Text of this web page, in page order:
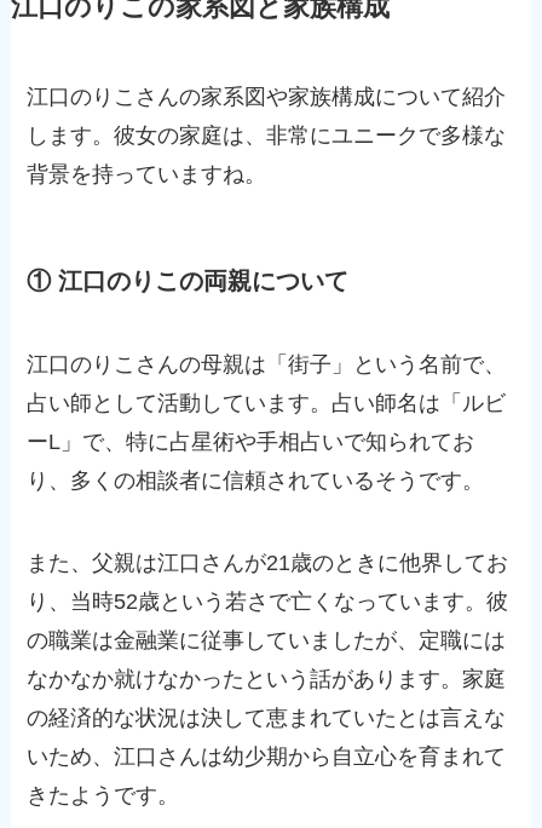
江口のりこの家系図と家族構成
江口のりこさんの家系図や家族構成について紹介
します。彼女の家庭は、非常にユニークで多様な
背景を持っていますね。
① 江口のりこの両親について
江口のりこさんの母親は「街子」という名前で、
占い師として活動しています。占い師名は「ルビ
ーL」で、特に占星術や手相占いで知られてお
り、多くの相談者に信頼されているそうです。
また、父親は江口さんが21歳のときに他界してお
り、当時52歳という若さで亡くなっています。彼
の職業は金融業に従事していましたが、定職には
なかなか就けなかったという話があります。家庭
の経済的な状況は決して恵まれていたとは言えな
いため、江口さんは幼少期から自立心を育まれて
きたようです。